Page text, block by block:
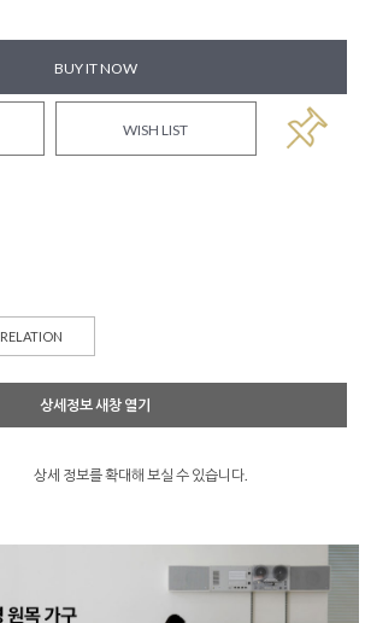
BUY IT NOW
WISH LIST
RELATION
상세정보 새창 열기
상세 정보를 확대해 보실 수 있습니다.